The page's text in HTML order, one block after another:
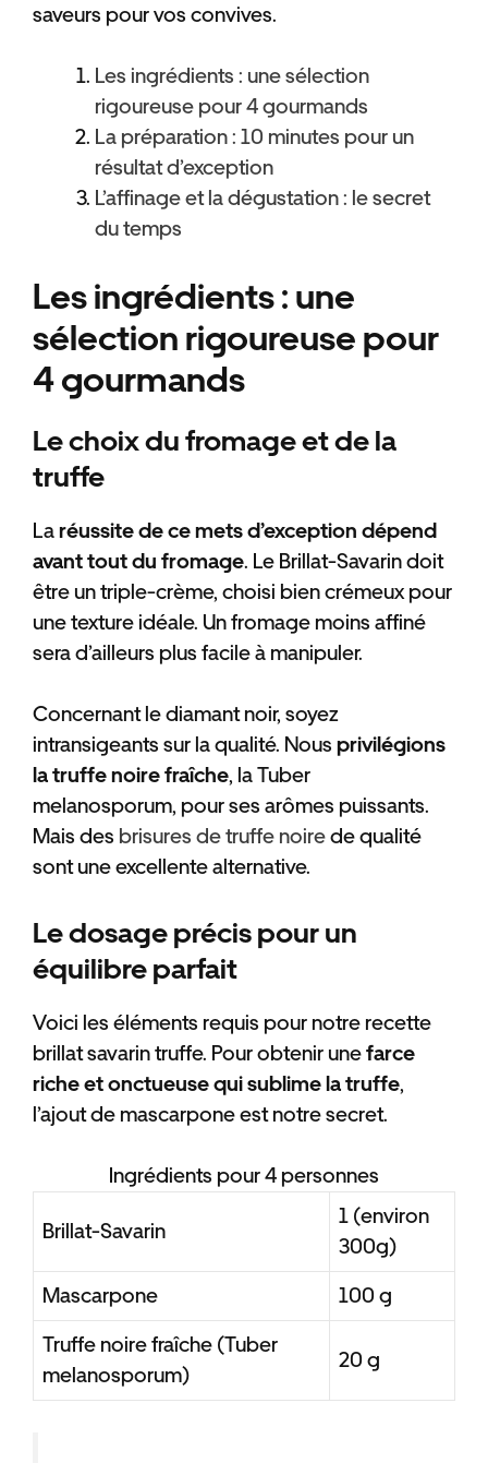
saveurs pour vos convives.
Les ingrédients : une sélection
rigoureuse pour 4 gourmands
La préparation : 10 minutes pour un
résultat d’exception
L’affinage et la dégustation : le secret
du temps
Les ingrédients : une
sélection rigoureuse pour
4 gourmands
Le choix du fromage et de la
truffe
Laréussite de ce mets d’exception dépend
avant tout du fromage. Le Brillat-Savarin doit
être un triple-crème, choisi bien crémeux pour
une texture idéale. Un fromage moins affiné
sera d’ailleurs plus facile à manipuler.
Concernant le diamant noir, soyez
intransigeants sur la qualité. Nous privilégions
la truffe noire fraîche, la Tuber
melanosporum, pour ses arômes puissants.
Mais des brisures de truffe noirede qualité
sont une excellente alternative.
Le dosage précis pour un
équilibre parfait
Voici les éléments requis pour notre recette
brillat savarin truffe. Pour obtenir unefarce
riche et onctueuse qui sublime la truffe,
l’ajout de mascarpone est notre secret.
Ingrédients pour 4 personnes
Brillat-Savarin
1 (environ
300g)
Mascarpone
100 g
Truffe noire fraîche (Tuber
melanosporum)
20 g